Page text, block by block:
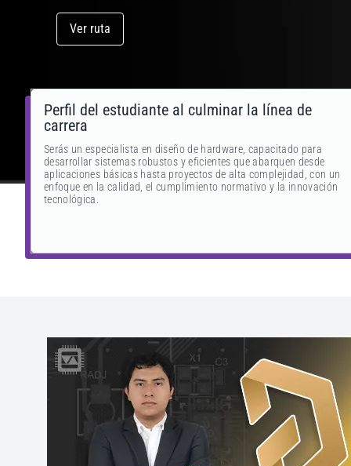
Ver ruta
Perfil del estudiante al culminar la línea de
carrera
Serás un especialista en diseño de hardware, capacitado para
desarrollar sistemas robustos y eficientes que abarquen desde
aplicaciones básicas hasta proyectos de alta complejidad, con un
enfoque en la calidad, el cumplimiento normativo y la innovación
tecnológica.